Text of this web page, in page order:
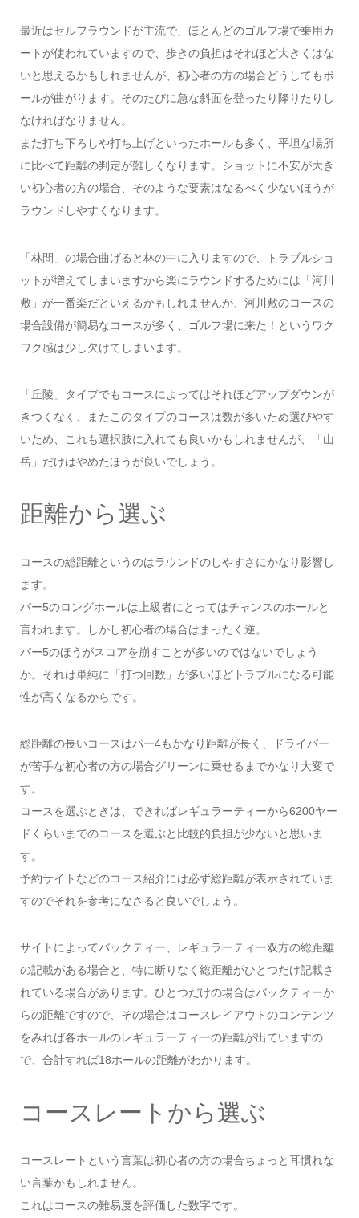
最近はセルフラウンドが主流で、ほとんどのゴルフ場で乗用カ
ートが使われていますので、歩きの負担はそれほど大きくはな
いと思えるかもしれませんが、初心者の方の場合どうしてもボ
ールが曲がります。そのたびに急な斜面を登ったり降りたりし
なければなりません。
また打ち下ろしや打ち上げといったホールも多く、平坦な場所
に比べて距離の判定が難しくなります。ショットに不安が大き
い初心者の方の場合、そのような要素はなるべく少ないほうが
ラウンドしやすくなります。
「林間」の場合曲げると林の中に入りますので、トラブルショ
ットが増えてしまいますから楽にラウンドするためには「河川
敷」が一番楽だといえるかもしれませんが、河川敷のコースの
場合設備が簡易なコースが多く、ゴルフ場に来た！というワク
ワク感は少し欠けてしまいます。
「丘陵」タイプでもコースによってはそれほどアップダウンが
きつくなく、またこのタイプのコースは数が多いため選びやす
いため、これも選択肢に入れても良いかもしれませんが、「山
岳」だけはやめたほうが良いでしょう。
距離から選ぶ
コースの総距離というのはラウンドのしやすさにかなり影響し
ます。
パー5のロングホールは上級者にとってはチャンスのホールと
言われます。しかし初心者の場合はまったく逆。
パー5のほうがスコアを崩すことが多いのではないでしょう
か。それは単純に「打つ回数」が多いほどトラブルになる可能
性が高くなるからです。
総距離の長いコースはパー4もかなり距離が長く、ドライバー
が苦手な初心者の方の場合グリーンに乗せるまでかなり大変で
す。
コースを選ぶときは、できればレギュラーティーから6200ヤー
ドくらいまでのコースを選ぶと比較的負担が少ないと思いま
す。
予約サイトなどのコース紹介には必ず総距離が表示されていま
すのでそれを参考になさると良いでしょう。
サイトによってバックティー、レギュラーティー双方の総距離
の記載がある場合と、特に断りなく総距離がひとつだけ記載さ
れている場合があります。ひとつだけの場合はバックティーか
らの距離ですので、その場合はコースレイアウトのコンテンツ
をみれば各ホールのレギュラーティーの距離が出ていますの
で、合計すれば18ホールの距離がわかります。
コースレートから選ぶ
コースレートという言葉は初心者の方の場合ちょっと耳慣れな
い言葉かもしれません。
これはコースの難易度を評価した数字です。